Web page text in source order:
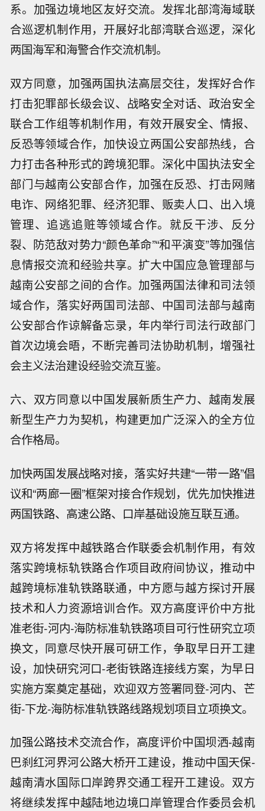
系。加强边境地区友好交流。发挥北部湾海域联
合巡逻机制作用，开展好北部湾联合巡逻，深化
两国海军和海警合作交流机制。
双方同意，加强两国执法高层交往，发挥好合作
打击犯罪部长级会议、战略安全对话、政治安全
联合工作组等机制作用，有效开展安全、情报、
反恐等领域合作，加快设立两国公安部热线，合
力打击各种形式的跨境犯罪。深化中国执法安全
部门与越南公安部合作，加强在反恐、打击网赌
电诈、网络犯罪、经济犯罪、贩卖人口、出入境
管理、追逃追赃等领域合作。就反干涉、反分
裂、防范敌对势力“颜色革命”“和平演变”等加强信
息情报交流和经验共享。扩大中国应急管理部与
越南公安部之间的合作。加强两国法律和司法领
域合作，落实好两国司法部、中国司法部与越南
公安部合作谅解备忘录，年内举行司法行政部门
首次边境会晤，不断完善司法协助机制，增强社
会主义法治建设经验交流互鉴。
六、双方同意以中国发展新质生产力、越南发展
新型生产力为契机，构建更加广泛深入的全方位
合作格局。
加快两国发展战略对接，落实好共建“一带一路”倡
议和“两廊一圈”框架对接合作规划，优先加快推进
两国铁路、高速公路、口岸基础设施互联互通。
双方将发挥中越铁路合作联委会机制作用，有效
落实跨境标轨铁路合作项目政府间协议，推动中
越跨境标准轨铁路联通，中方愿与越方探讨开展
技术和人力资源培训合作。双方高度评价中方批
准老街-河内-海防标准轨铁路项目可行性研究立项
换文，同意尽快开展可研工作，争取早日开工建
设，加快研究河口-老街铁路连接线方案，为早日
实施方案奠定基础，欢迎双方签署同登-河内、芒
街-下龙-海防标准轨铁路线路规划项目立项换文。
加强公路技术交流合作，高度评价中国坝洒-越南
巴刹红河界河公路大桥开工建设，推动中国天保-
越南清水国际口岸跨界交通工程开工建设。双方
将继续发挥中越陆地边境口岸管理合作委员会机